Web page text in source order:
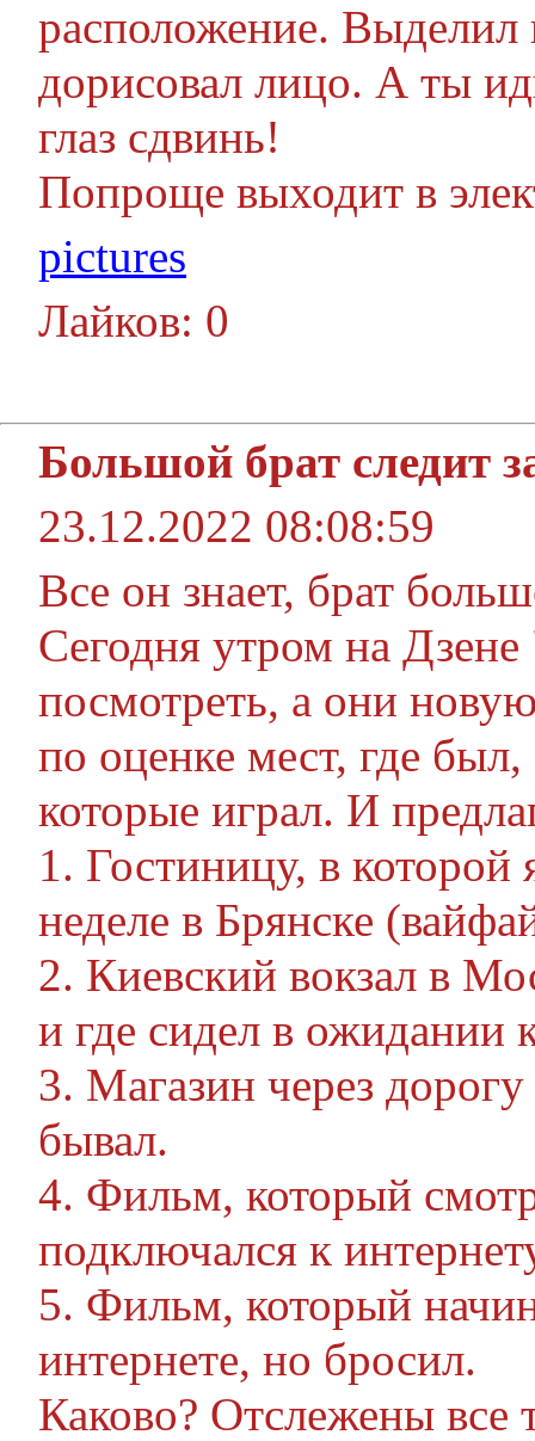
расположение. Выделил
дорисовал лицо. А ты
глаз сдвинь!
Попроще выходит в
pictures
Лайков: 0
Большой брат следит
23.12.2022 08:08:59
Все он знает, брат
Сегодня утром на
посмотреть, а они
по оценке мест, где
которые играл. И
1. Гостиницу, в которой
неделе в Брянске
2. Киевский вокзал в
и где сидел в ожидании
3. Магазин через
бывал.
4. Фильм, который
подключался к
5. Фильм, который
интернете, но бросил.
Каково? Отслежены все